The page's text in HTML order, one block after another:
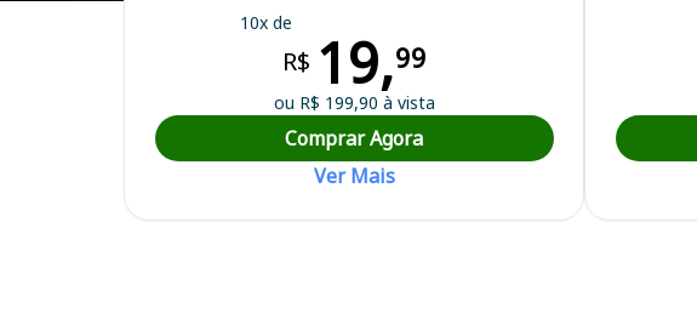
Curso Preparatório para o Concurso Miradouro/MG - Prefeitura Municipal
10x de
R$ 19,99
ou R$ 199,90 à vista
Comprar Agora
Ver Mais